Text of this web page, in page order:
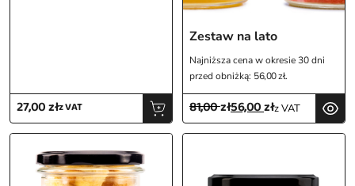
27,00złz VAT
Zestaw na lato
Najniższa cena w okresie 30 dni
przed obniżką: 56,00zł.
81,00zł
Pierwotna
cena
81,00 zł.
56,00zł
Aktualna
cena
56,00 zł.
z VAT